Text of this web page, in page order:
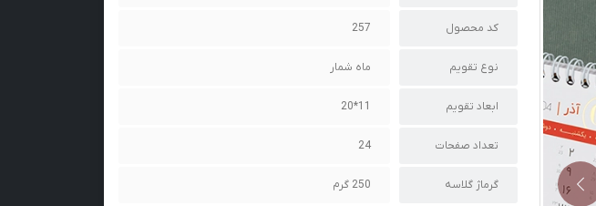
Next
کد محصول 257
نوع تقویم ماه شمار
ابعاد تقویم 11*20
تعداد صفحات 24
گرماژ گلاسه 250 گرم